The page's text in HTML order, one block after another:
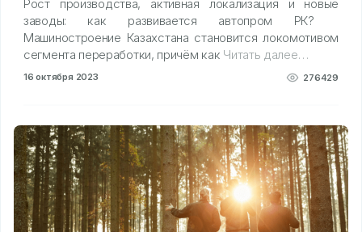
Рост производства, активная локализация и новые
заводы: как развивается автопром РК?
Машиностроение Казахстана становится локомотивом
сегмента переработки, причём как Читать далее…
16 октября 2023 276429